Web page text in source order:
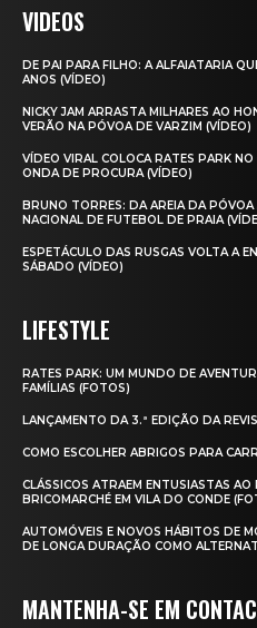
VIDEOS
DE PAI PARA FILHO: A ALFAIATARIA
ANOS (VÍDEO)
NICKY JAM ARRASTA MILHARES AO
VERÃO NA PÓVOA DE VARZIM (VÍDEO)
VÍDEO VIRAL COLOCA RATES PARK
ONDA DE PROCURA (VÍDEO)
BRUNO TORRES: DA AREIA DA
NACIONAL DE FUTEBOL DE PRAIA
ESPETÁCULO DAS RUSGAS VOLTA A
SÁBADO (VÍDEO)
LIFESTYLE
RATES PARK: UM MUNDO DE
FAMÍLIAS (FOTOS)
LANÇAMENTO DA 3.ª EDIÇÃO DA
COMO ESCOLHER ABRIGOS PARA
CLÁSSICOS ATRAEM ENTUSIASTAS
BRICOMARCHÉ EM VILA DO CONDE
AUTOMÓVEIS E NOVOS HÁBITOS DE
DE LONGA DURAÇÃO COMO
MANTENHA-SE EM